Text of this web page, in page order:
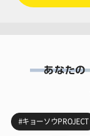
#キョーソウPROJECT